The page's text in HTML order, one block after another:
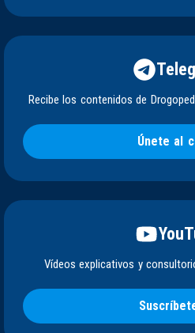
Recibe los contenidos de
Únete al
Vídeos explicativos y